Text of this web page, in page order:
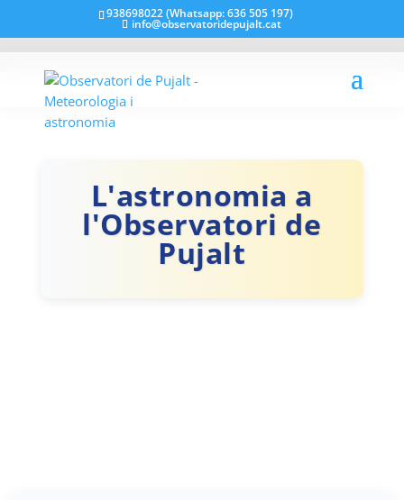
938698022 (Whatsapp: 636 505 197)
info@observatoridepujalt.cat
L'astronomia a
l'Observatori de
Pujalt